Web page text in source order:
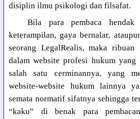
disiplin ilmu psikologi dan filsafat.
Bila para pembaca hendak
keterampilan, gaya bernalar,
seorang LegalRealis, maka
dalam website profesi hukum
salah satu cerminannya, yang
website-website hukum lainnya
semata normatif sifatnya sehingga
“kaku” di benak para